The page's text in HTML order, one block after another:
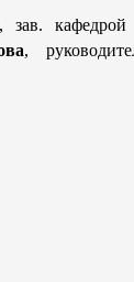
, зав. кафедрой
,